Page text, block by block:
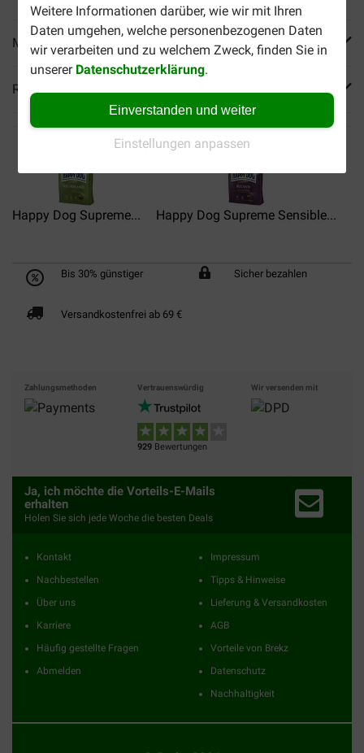
Weitere Informationen darüber, wie wir mit Ihren
Daten umgehen, welche personenbezogenen Daten
wir verarbeiten und zu welchem Zweck, finden Sie in
unserer Datenschutzerklärung.
Einverstanden und weiter
Einstellungen anpassen
Mehr Produktinfos
Reviews
Happy Dog Supreme... Happy Dog Supreme Sensible...
Bis 30% günstiger Sicher bezahlen
Versandkostenfrei ab 69 €
Zahlungsmethoden Vertrauenswürdig
929 Bewertungen
Wir versenden mit
Ja, ich möchte die Vorteils-E-Mails
erhalten
Holen Sie sich jede Woche die besten Deals
Kontakt
Nachbestellen
Über uns
Karriere
Häufig gestellte Fragen
Abmelden
Impressum
Tipps & Hinweise
Lieferung & Versandkosten
AGB
Vorteile von Brekz
Datenschutz
Nachhaltigkeit